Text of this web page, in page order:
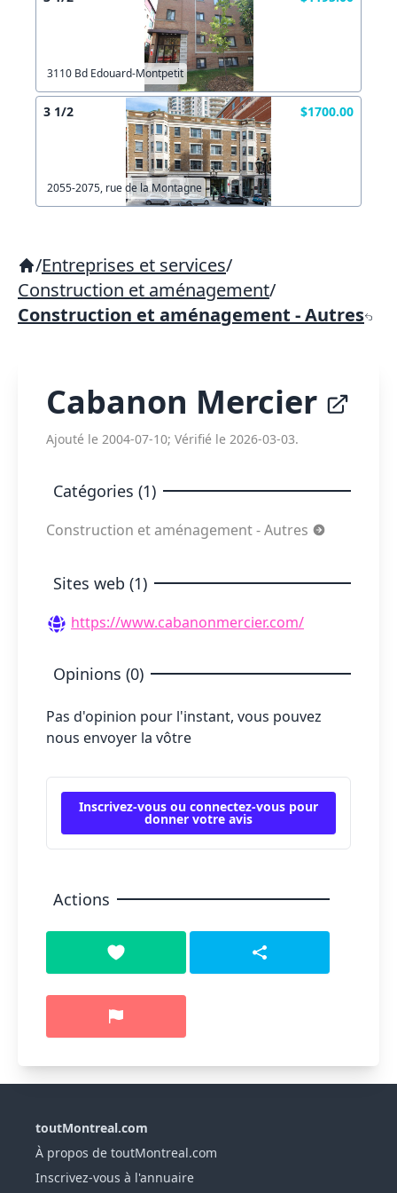
3110 Bd Edouard-Montpetit
3 1/2 $1700.00
2055-2075, rue de la Montagne
/Entreprises et services/
Construction et aménagement/
Construction et aménagement - Autres
Cabanon Mercier
Ajouté le 2004-07-10; Vérifié le 2026-03-03.
Catégories (1)
Construction et aménagement - Autres
Sites web (1)
https://www.cabanonmercier.com/
Opinions (0)
Pas d'opinion pour l'instant, vous pouvez
nous envoyer la vôtre
Inscrivez-vous ou connectez-vous pour
donner votre avis
Actions
toutMontreal.com
À propos de toutMontreal.com
Inscrivez-vous à l'annuaire